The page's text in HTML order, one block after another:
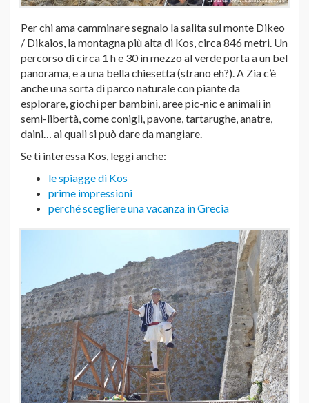
Per chi ama camminare segnalo la salita sul monte Dikeo
/ Dikaios, la montagna più alta di Kos, circa 846 metri. Un
percorso di circa 1 h e 30 in mezzo al verde porta a un bel
panorama, e a una bella chiesetta (strano eh?). A Zia c’è
anche una sorta di parco naturale con piante da
esplorare, giochi per bambini, aree pic-nic e animali in
semi-libertà, come conigli, pavone, tartarughe, anatre,
daini… ai quali si può dare da mangiare.
Se ti interessa Kos, leggi anche:
le spiagge di Kos
prime impressioni
perché scegliere una vacanza in Grecia